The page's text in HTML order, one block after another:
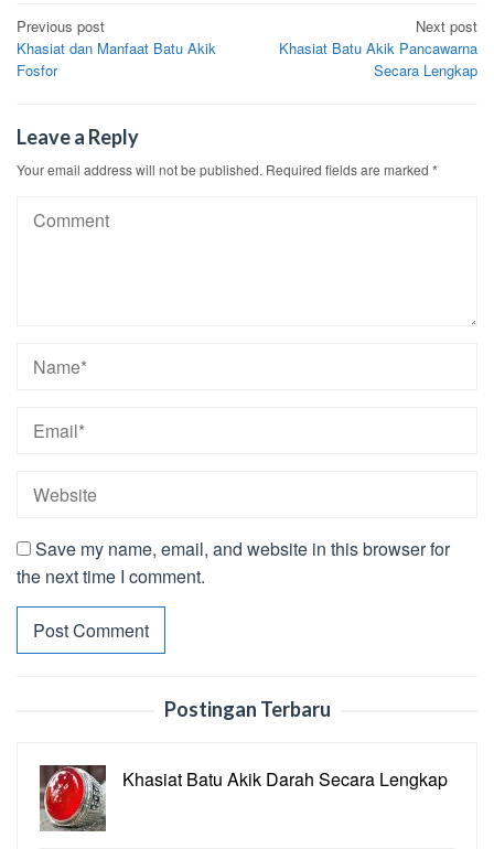
Post
navigation
Previous post
Khasiat dan Manfaat Batu Akik
Fosfor
Next post
Khasiat Batu Akik Pancawarna
Secara Lengkap
Leave a Reply
Your email address will not be published. Required fields are marked *
Save my name, email, and website in this browser for
the next time I comment.
Postingan Terbaru
Khasiat Batu Akik Darah Secara Lengkap